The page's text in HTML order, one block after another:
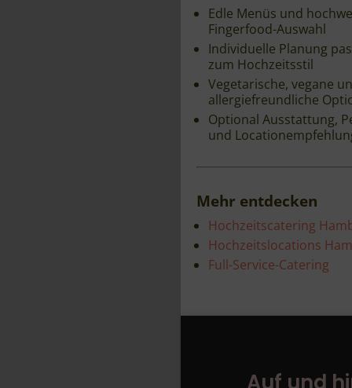
Edle Menüs und
Fingerfood-Auswahl
Individuelle Planung
zum Hochzeitsstil
Vegetarische, vegane
allergiefreundliche
Optional Ausstattung,
und
Mehr entdecken
Hochzeitscatering
Hochzeitslocations
Full-Service-Catering